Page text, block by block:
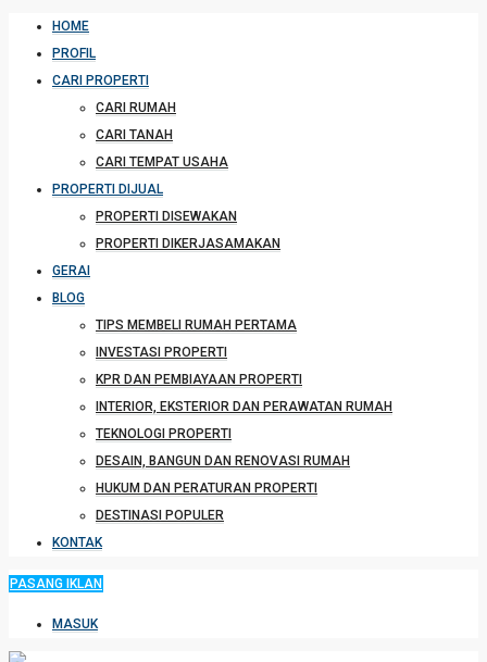
HOME
PROFIL
CARI PROPERTI
CARI RUMAH
CARI TANAH
CARI TEMPAT USAHA
PROPERTI DIJUAL
PROPERTI DISEWAKAN
PROPERTI DIKERJASAMAKAN
GERAI
BLOG
TIPS MEMBELI RUMAH PERTAMA
INVESTASI PROPERTI
KPR DAN PEMBIAYAAN PROPERTI
INTERIOR, EKSTERIOR DAN PERAWATAN RUMAH
TEKNOLOGI PROPERTI
DESAIN, BANGUN DAN RENOVASI RUMAH
HUKUM DAN PERATURAN PROPERTI
DESTINASI POPULER
KONTAK
PASANG IKLAN
MASUK